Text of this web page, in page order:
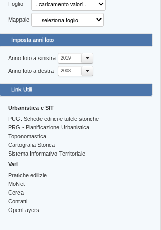
Foglio
Mappale
Imposta anni foto
Anno foto a sinistra 2019
Anno foto a destra 2008
Link Utili
Urbanistica e SIT
PUG: Schede edifici e tutele storiche
PRG - Pianificazione Urbanistica
Toponomastica
Cartografia Storica
Sistema Informativo Territoriale
Vari
Pratiche edilizie
MoNet
Cerca
Contatti
OpenLayers